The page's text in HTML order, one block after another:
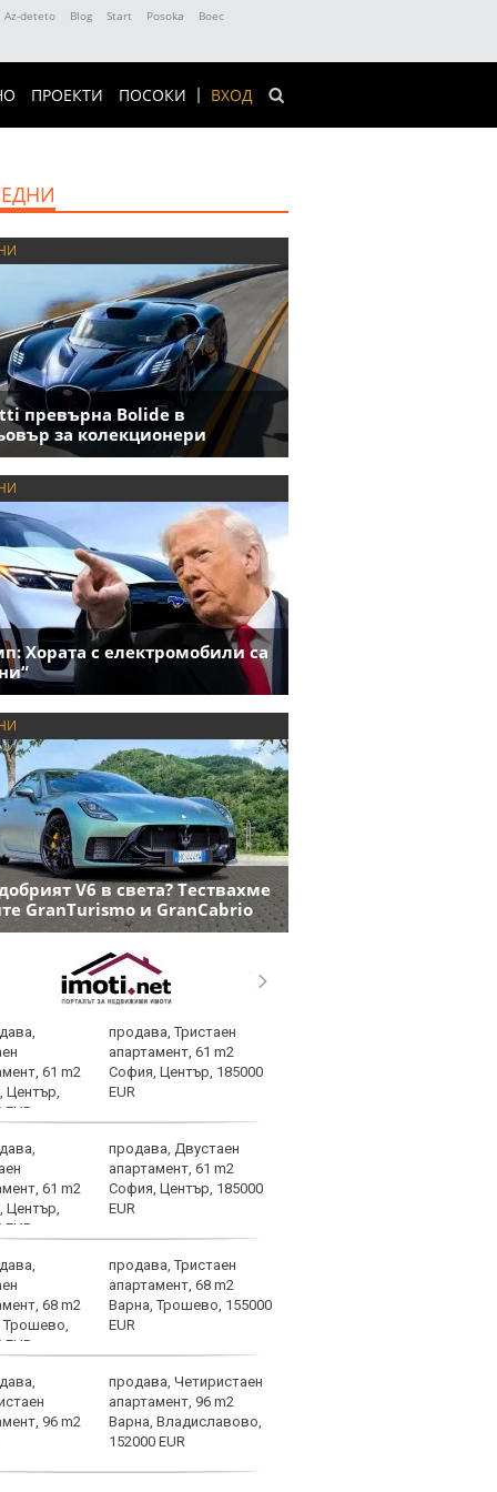
Az-deteto Blog Start Posoka
Boec
ВХОД
ПРОЕКТИ ПОСОКИ
превърна Bolide в
за колекционери
Хората с електромобили са
V6 в света? Тествахме
GranTurismo и GranCabrio
продава, Тристаен
апартамент, 61 m2
София, Център, 185000
EUR
продава, Двустаен
апартамент, 61 m2
София, Център, 185000
EUR
продава, Тристаен
апартамент, 68 m2
Варна, Трошево, 155000
EUR
продава, Четиристаен
апартамент, 96 m2
Варна, Владиславово,
152000 EUR